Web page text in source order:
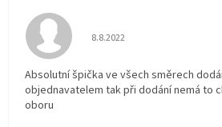
Hodnocení obchodu je 5 z 5
8.8.2022
Absolutní špička ve všech směrech
objednavatelem tak při dodání nemá to
oboru